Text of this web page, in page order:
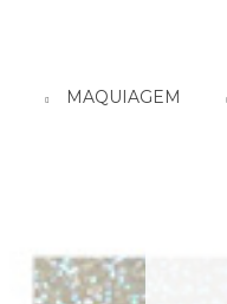
MAQUIAGEM